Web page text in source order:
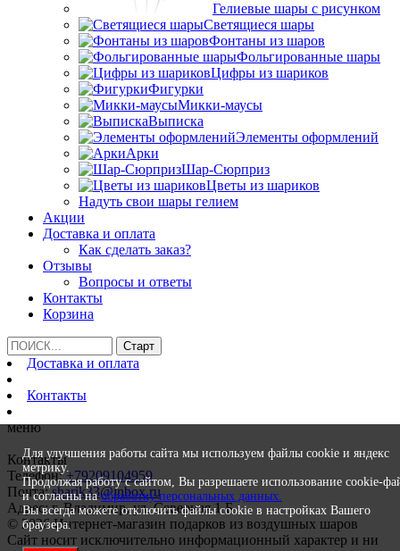
Гелиевые шары с рисунком
Светящиеся шары
Фонтаны из шаров
Фольгированные шары
Цифры из шариков
Фигурки
Микки-маусы
Выписка
Элементы оформлений
Арки
Шар-Сюрприз
Цветы из шариков
Надуть свои шары гелием
Акции
Доставка и оплата
Как сделать заказ?
Отзывы
Вопросы и ответы
Контакты
Корзина
Доставка и оплата
Контакты
меню
Контакты
Телефон:+79209104959
Почта:sharik33@inbox.ru
Адрес: г. Владимир, ул. Северная 1 Б
© 2026 Интернет-магазин подарков из воздушных шаров
Сайт носит исключительно информационный характер и ни
Для улучшения работы сайта мы используем файлы cookie и яндекс
метрику.
Продолжая работу с сайтом, Вы разрешаете использование cookie-
и согласны наобработку персональных данных.
Вы всегда можете отключить файлы cookie в настройках Вашего
браузера.